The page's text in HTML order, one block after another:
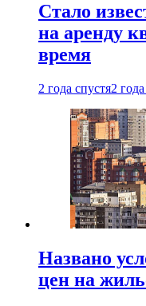
Стало
на аренду
время
2 года спустя2
Названо
цен на